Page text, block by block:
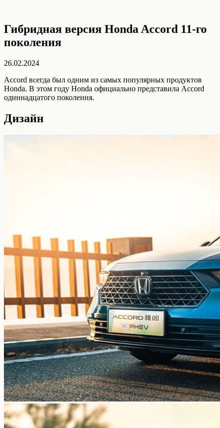
Гибридная версия Honda Accord 11-го
поколения
26.02.2024
Accord всегда был одним из самых популярных продуктов
Honda. В этом году Honda официально представила Accord
одиннадцатого поколения.
Дизайн